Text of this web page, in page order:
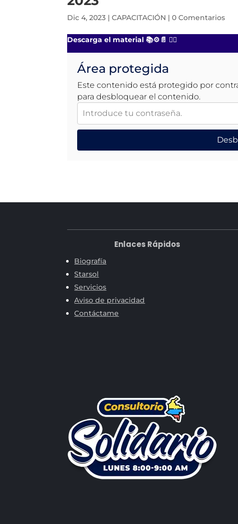
Dic 4, 2023 |CAPACITACIÓN |0 Comentarios
Descarga el material 📚⚙️📄 👇🏻
Área protegida
Este contenido está protegido por
para desbloquear el contenido.
Enlaces Rápidos
Biografía
Starsol
Servicios
Aviso de privacidad
Contáctame